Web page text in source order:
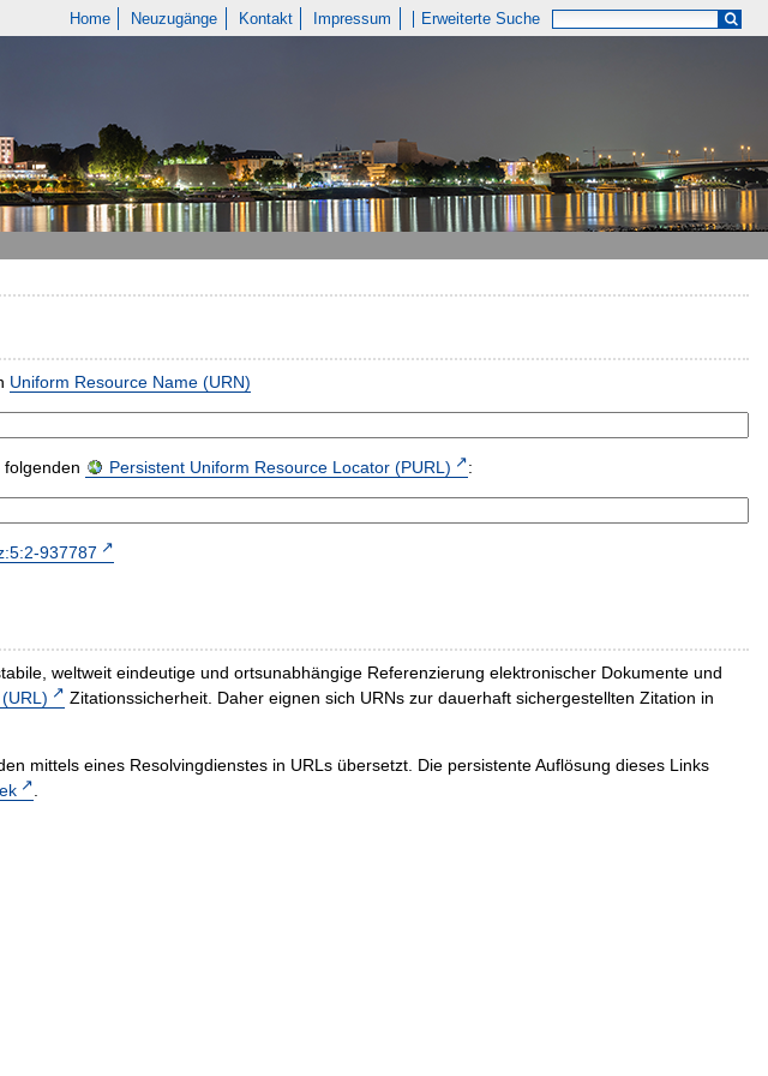
Home Neuzugänge Kontakt Impressum Erweiterte Suche
Uniform Resource Name (URN)
Persistent Uniform Resource Locator (PURL) :
937787
weltweit eindeutige und ortsunabhängige Referenzierung elektronischer Dokumente und
Zitationssicherheit. Daher eignen sich URNs zur dauerhaft sichergestellten Zitation in
mittels eines Resolvingdienstes in URLs übersetzt. Die persistente Auflösung dieses Links
.